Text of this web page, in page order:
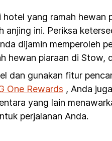
yang ramah hewan
ini. Periksa
dijamin memperoleh
hewan piaraan di Stow,
dan gunakan fitur
One Rewards , Anda
yang lain
perjalanan Anda.